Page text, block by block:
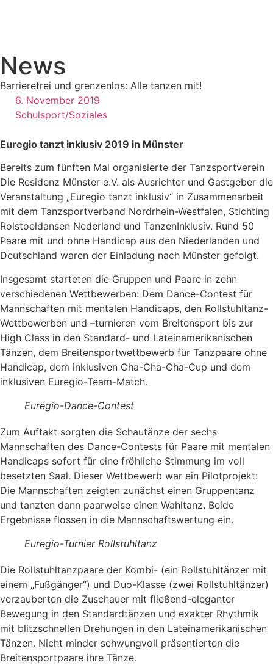
News
Barrierefrei und grenzenlos: Alle tanzen mit!
6. November 2019
Schulsport/Soziales
Euregio tanzt inklusiv 2019 in Münster
Bereits zum fünften Mal organisierte der Tanzsportverein
Die Residenz Münster e.V. als Ausrichter und Gastgeber die
Veranstaltung „Euregio tanzt inklusiv“ in Zusammenarbeit
mit dem Tanzsportverband Nordrhein-Westfalen, Stichting
Rolstoeldansen Nederland und TanzenInklusiv. Rund 50
Paare mit und ohne Handicap aus den Niederlanden und
Deutschland waren der Einladung nach Münster gefolgt.
Insgesamt starteten die Gruppen und Paare in zehn
verschiedenen Wettbewerben: Dem Dance-Contest für
Mannschaften mit mentalen Handicaps, den Rollstuhltanz-
Wettbewerben und –turnieren vom Breitensport bis zur
High Class in den Standard- und Lateinamerikanischen
Tänzen, dem Breitensportwettbewerb für Tanzpaare ohne
Handicap, dem inklusiven Cha-Cha-Cha-Cup und dem
inklusiven Euregio-Team-Match.
Euregio-Dance-Contest
Zum Auftakt sorgten die Schautänze der sechs
Mannschaften des Dance-Contests für Paare mit mentalen
Handicaps sofort für eine fröhliche Stimmung im voll
besetzten Saal. Dieser Wettbewerb war ein Pilotprojekt:
Die Mannschaften zeigten zunächst einen Gruppentanz
und tanzten dann paarweise einen Wahltanz. Beide
Ergebnisse flossen in die Mannschaftswertung ein.
Euregio-Turnier Rollstuhltanz
Die Rollstuhltanzpaare der Kombi- (ein Rollstuhltänzer mit
einem „Fußgänger“) und Duo-Klasse (zwei Rollstuhltänzer)
verzauberten die Zuschauer mit fließend-eleganter
Bewegung in den Standardtänzen und exakter Rhythmik
mit blitzschnellen Drehungen in den Lateinamerikanischen
Tänzen. Nicht minder schwungvoll präsentierten die
Breitensportpaare ihre Tänze.